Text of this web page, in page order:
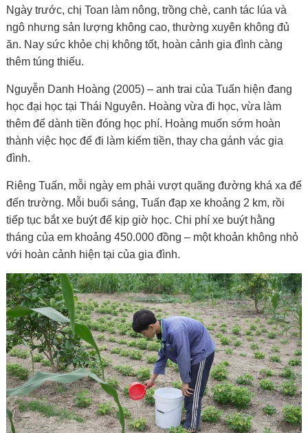
Ngày trước, chị Toan làm nông, trồng chè, canh tác lúa và
ngô nhưng sản lượng không cao, thường xuyên không đủ
ăn. Nay sức khỏe chị không tốt, hoàn cảnh gia đình càng
thêm túng thiếu.
Nguyễn Danh Hoàng (2005) – anh trai của Tuấn hiện đang
học đại học tại Thái Nguyên. Hoàng vừa đi học, vừa làm
thêm để dành tiền đóng học phí. Hoàng muốn sớm hoàn
thành việc học để đi làm kiếm tiền, thay cha gánh vác gia
đình.
Riêng Tuấn, mỗi ngày em phải vượt quãng đường khá xa để
đến trường. Mỗi buổi sáng, Tuấn đạp xe khoảng 2 km, rồi
tiếp tục bắt xe buýt để kịp giờ học. Chi phí xe buýt hằng
tháng của em khoảng 450.000 đồng – một khoản không nhỏ
với hoàn cảnh hiện tại của gia đình.